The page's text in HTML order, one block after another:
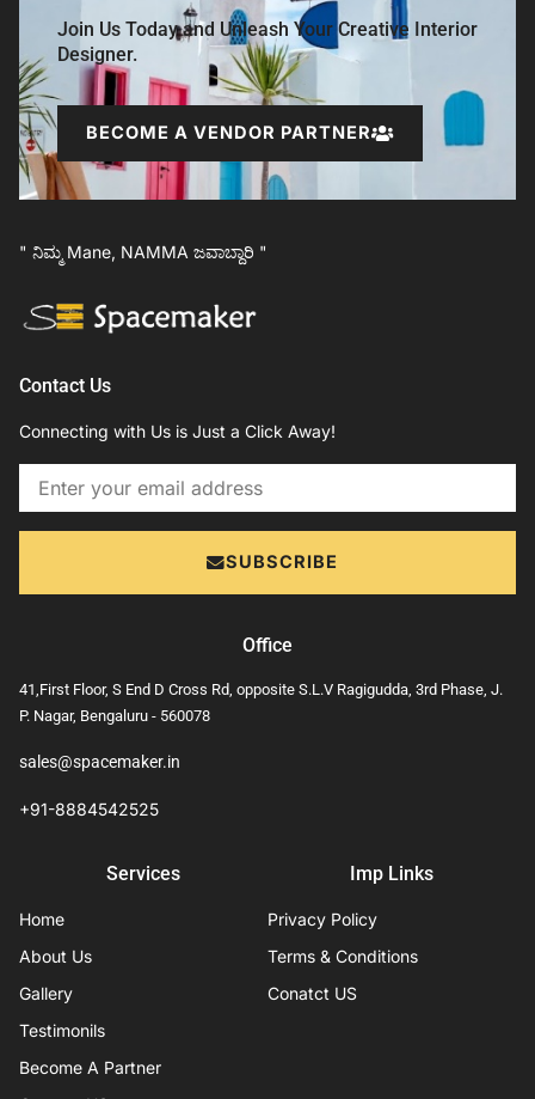
Join Us Today and Unleash Your Creative Interior
Designer.
BECOME A VENDOR PARTNER
" ನಿಮ್ಮ Mane, NAMMA ಜವಾಬ್ದಾರಿ "
Contact Us
Connecting with Us is Just a Click Away!
Email
SUBSCRIBE
Office
41,First Floor, S End D Cross Rd, opposite S.L.V Ragigudda, 3rd Phase, J.
P. Nagar, Bengaluru - 560078
sales@spacemaker.in
+91-8884542525
Services
Home
About Us
Gallery
Testimonils
Become A Partner
Imp Links
Privacy Policy
Terms & Conditions
Conatct US